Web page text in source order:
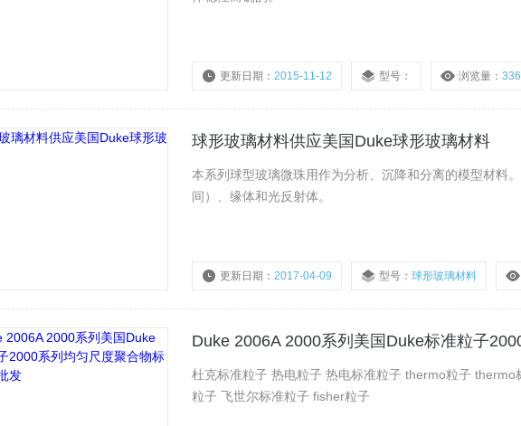
更新日期：2015-11-12 型号： 浏览量：
球形玻璃材料供应美国Duke球形玻璃材料
本系列球型玻璃微珠用作为分析、沉降和分离的模型材料
间）、缘体和光反射体。
更新日期：2017-04-09 型号：球形玻璃材料
杜克标准粒子 热电粒子 热电标准粒子 thermo粒子
粒子 飞世尔标准粒子 fisher粒子